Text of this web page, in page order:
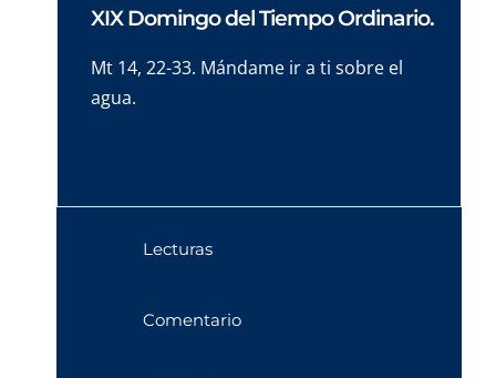
XIX Domingo del Tiempo Ordinario.
Mt 14, 22-33. Mándame ir a ti sobre el
agua.
Lecturas
Comentario